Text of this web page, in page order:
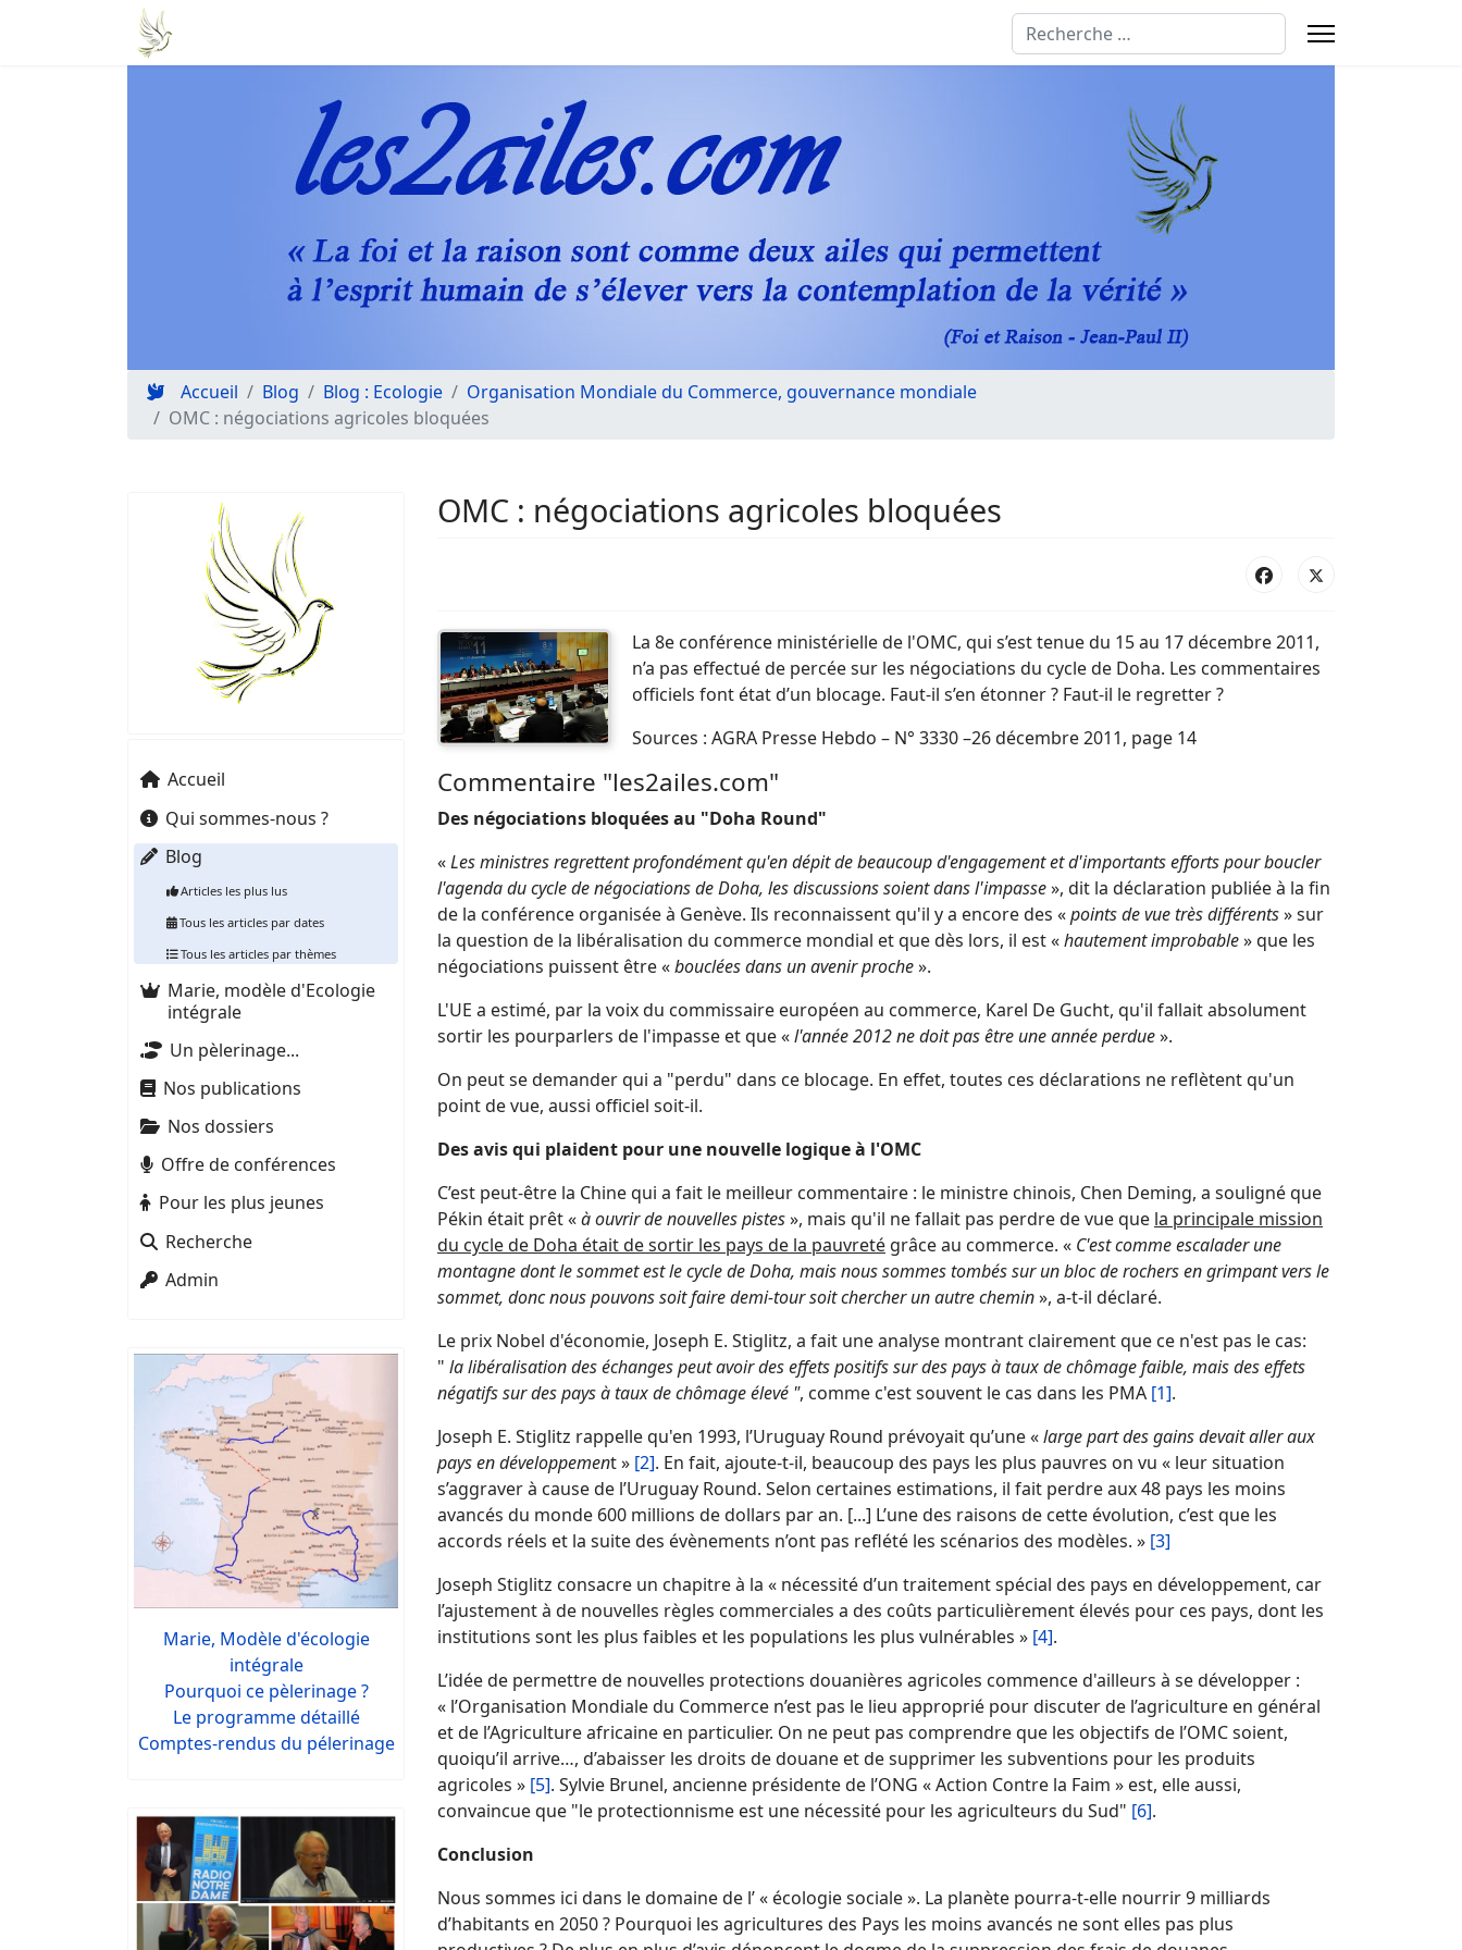
Rechercher
Accueil Blog Blog : Ecologie
Organisation Mondiale du Commerce, gouvernance mondiale
OMC : négociations agricoles bloquées
Accueil
Qui sommes-nous ?
Blog
Articles les plus lus
Tous les articles par dates
Tous les articles par thèmes
Marie, modèle d'Ecologie
intégrale
Un pèlerinage...
Nos publications
Nos dossiers
Offre de conférences
Pour les plus jeunes
Recherche
Admin
Marie, Modèle d'écologie
intégrale
Pourquoi ce pèlerinage ?
Le programme détaillé
Comptes-rendus du pélerinage
OMC : négociations agricoles bloquées
La 8e conférence ministérielle de l'OMC, qui s’est tenue du 15 au 17 décembre 2011,
n’a pas effectué de percée sur les négociations du cycle de Doha. Les commentaires
officiels font état d’un blocage. Faut-il s’en étonner ? Faut-il le regretter ?
Sources : AGRA Presse Hebdo – N° 3330 –26 décembre 2011, page 14
Commentaire "les2ailes.com"
Des négociations bloquées au "Doha Round"
«Les ministres regrettent profondément qu'en dépit de beaucoup d'engagement et d'importants efforts pour boucler
l'agenda du cycle de négociations de Doha, les discussions soient dans l'impasse», dit la déclaration publiée à la fin
de la conférence organisée à Genève. Ils reconnaissent qu'il y a encore des «points de vue très différents» sur
la question de la libéralisation du commerce mondial et que dès lors, il est «hautement improbable» que les
négociations puissent être «bouclées dans un avenir proche».
L'UE a estimé, par la voix du commissaire européen au commerce, Karel De Gucht, qu'il fallait absolument
sortir les pourparlers de l'impasse et que «l'année 2012 ne doit pas être une année perdue».
On peut se demander qui a "perdu" dans ce blocage. En effet, toutes ces déclarations ne reflètent qu'un
point de vue, aussi officiel soit-il.
Des avis qui plaident pour une nouvelle logique à l'OMC
C’est peut-être la Chine qui a fait le meilleur commentaire : le ministre chinois, Chen Deming, a souligné que
Pékin était prêt «à ouvrir de nouvelles pistes», mais qu'il ne fallait pas perdre de vue que la principale mission
du cycle de Doha était de sortir les pays de la pauvreté grâce au commerce. « C'est comme escalader une
montagne dont le sommet est le cycle de Doha, mais nous sommes tombés sur un bloc de rochers en grimpant vers le
sommet, donc nous pouvons soit faire demi-tour soit chercher un autre chemin», a-t-il déclaré.
Le prix Nobel d'économie, Joseph E. Stiglitz, a fait une analyse montrant clairement que ce n'est pas le cas:
" la libéralisation des échanges peut avoir des effets positifs sur des pays à taux de chômage faible, mais des effets
négatifs sur des pays à taux de chômage élevé ", comme c'est souvent le cas dans les PMA [1].
Joseph E. Stiglitz rappelle qu'en 1993, l’Uruguay Round prévoyait qu’une «large part des gains devait aller aux
pays en développement » [2]. En fait, ajoute-t-il, beaucoup des pays les plus pauvres on vu « leur situation
s’aggraver à cause de l’Uruguay Round. Selon certaines estimations, il fait perdre aux 48 pays les moins
avancés du monde 600 millions de dollars par an. [...] L’une des raisons de cette évolution, c’est que les
accords réels et la suite des évènements n’ont pas reflété les scénarios des modèles. » [3]
Joseph Stiglitz consacre un chapitre à la « nécessité d’un traitement spécial des pays en développement, car
l’ajustement à de nouvelles règles commerciales a des coûts particulièrement élevés pour ces pays, dont les
institutions sont les plus faibles et les populations les plus vulnérables » [4].
L’idée de permettre de nouvelles protections douanières agricoles commence d'ailleurs à se développer :
« l’Organisation Mondiale du Commerce n’est pas le lieu approprié pour discuter de l’agriculture en général
et de l’Agriculture africaine en particulier. On ne peut pas comprendre que les objectifs de l’OMC soient,
quoiqu’il arrive…, d’abaisser les droits de douane et de supprimer les subventions pour les produits
agricoles » [5]. Sylvie Brunel, ancienne présidente de l’ONG « Action Contre la Faim » est, elle aussi,
convaincue que "le protectionnisme est une nécessité pour les agriculteurs du Sud" [6].
Conclusion
Nous sommes ici dans le domaine de l’ « écologie sociale ». La planète pourra-t-elle nourrir 9 milliards
d’habitants en 2050 ? Pourquoi les agricultures des Pays les moins avancés ne sont elles pas plus